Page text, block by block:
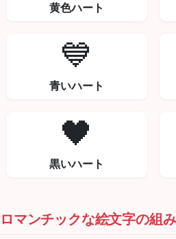
黄色ハート
💙
青いハート
🖤
黒いハート
ロマンチックな絵文字の組